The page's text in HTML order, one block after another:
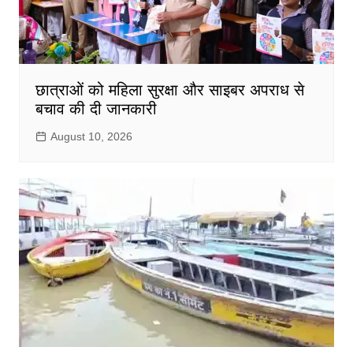
छात्राओं को महिला सुरक्षा और साइबर अपराध से
बचाव की दी जानकारी
August 10, 2026